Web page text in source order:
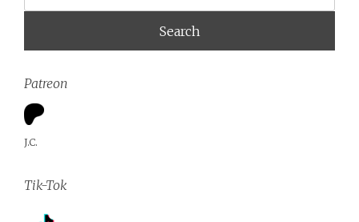
Patreon
J.C.
Tik-Tok